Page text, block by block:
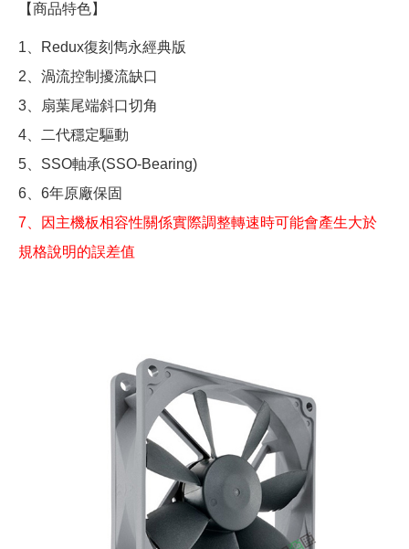
【商品特色】
1、Redux復刻雋永經典版
2、渦流控制擾流缺口
3、扇葉尾端斜口切角
4、二代穩定驅動
5、SSO軸承(SSO-Bearing)
6、6年原廠保固
7、因主機板相容性關係實際調整轉速時可能會產生大於
規格說明的誤差值